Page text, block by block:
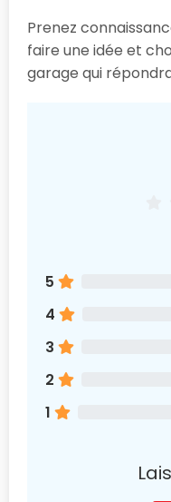
Prenez
faire une idée et
garage qui
5
4
3
2
1